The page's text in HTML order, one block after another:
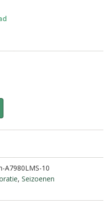
n
a
t
v
A7980LMS-10
, Seizoenen